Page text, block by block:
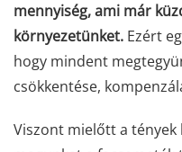
mennyiség, ami már
környezetünket. Ezért
hogy mindent
csökkentése,
Viszont mielőtt a